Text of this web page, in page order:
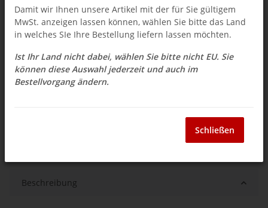
Sofort verfügbar
abweichend)
Frage zum Artikel
Beschreibung
Damit wir Ihnen unsere Artikel mit der für Sie gültigem
MwSt. anzeigen lassen können, wählen Sie bitte das Land
in welches SIe Ihre Bestellung liefern lassen möchten.
Ist Ihr Land nicht dabei, wählen Sie bitte nicht EU. Sie
können diese Auswahl jederzeit und auch im
Bestellvorgang ändern.
Schließen